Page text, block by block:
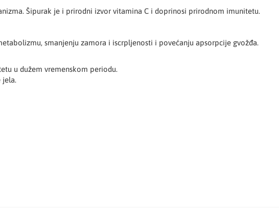
Šipurak je i prirodni izvor vitamina C i doprinosi prirodnom imunitetu.
smanjenju zamora i iscrpljenosti i povećanju apsorpcije gvožđa.
u dužem vremenskom periodu.
jela.